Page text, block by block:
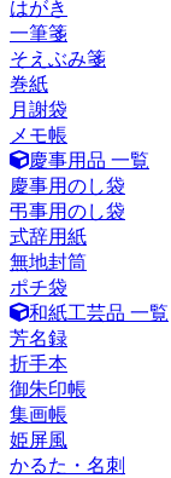
はがき
一筆箋
そえぶみ箋
巻紙
月謝袋
メモ帳
慶事用品 一覧
慶事用のし袋
弔事用のし袋
式辞用紙
無地封筒
ポチ袋
和紙工芸品 一覧
芳名録
折手本
御朱印帳
集画帳
姫屏風
かるた・名刺